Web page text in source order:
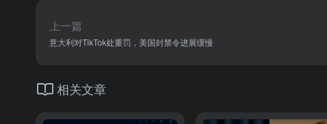
上一篇
意大利对TikTok处重罚，美国封禁令进展缓慢
相关文章